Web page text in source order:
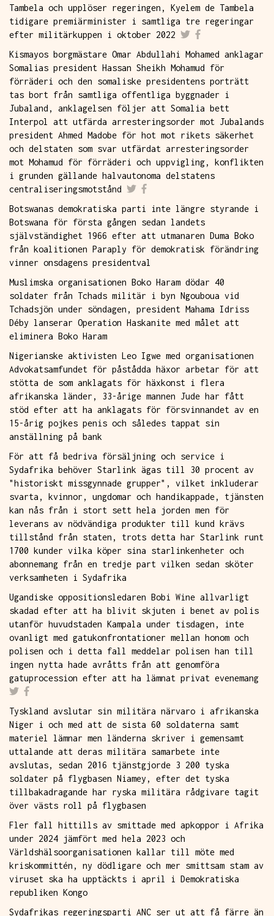
Tambela och upplöser regeringen, Kyelem de Tambela
tidigare premiärminister i samtliga tre regeringar
efter militärkuppen i oktober 2022
Kismayos borgmästare Omar Abdullahi Mohamed anklagar
Somalias president Hassan Sheikh Mohamud för
förräderi och den somaliske presidentens porträtt
tas bort från samtliga offentliga byggnader i
Jubaland, anklagelsen följer att Somalia bett
Interpol att utfärda arresteringsorder mot Jubalands
president Ahmed Madobe för hot mot rikets säkerhet
och delstaten som svar utfärdat arresteringsorder
mot Mohamud för förräderi och uppvigling, konflikten
i grunden gällande halvautonoma delstatens
centraliseringsmotstånd
Botswanas demokratiska parti inte längre styrande i
Botswana för första gången sedan landets
självständighet 1966 efter att utmanaren Duma Boko
från koalitionen Paraply för demokratisk förändring
vinner onsdagens presidentval
Muslimska organisationen Boko Haram dödar 40
soldater från Tchads militär i byn Ngouboua vid
Tchadsjön under söndagen, president Mahama Idriss
Déby lanserar Operation Haskanite med målet att
eliminera Boko Haram
Nigerianske aktivisten Leo Igwe med organisationen
Advokatsamfundet för påstådda häxor arbetar för att
stötta de som anklagats för häxkonst i flera
afrikanska länder, 33-årige mannen Jude har fått
stöd efter att ha anklagats för försvinnandet av en
15-årig pojkes penis och således tappat sin
anställning på bank
För att få bedriva försäljning och service i
Sydafrika behöver Starlink ägas till 30 procent av
"historiskt missgynnade grupper", vilket inkluderar
svarta, kvinnor, ungdomar och handikappade, tjänsten
kan nås från i stort sett hela jorden men för
leverans av nödvändiga produkter till kund krävs
tillstånd från staten, trots detta har Starlink runt
1700 kunder vilka köper sina starlinkenheter och
abonnemang från en tredje part vilken sedan sköter
verksamheten i Sydafrika
Ugandiske oppositionsledaren Bobi Wine allvarligt
skadad efter att ha blivit skjuten i benet av polis
utanför huvudstaden Kampala under tisdagen, inte
ovanligt med gatukonfrontationer mellan honom och
polisen och i detta fall meddelar polisen han till
ingen nytta hade avråtts från att genomföra
gatuprocession efter att ha lämnat privat evenemang
Tyskland avslutar sin militära närvaro i afrikanska
Niger i och med att de sista 60 soldaterna samt
materiel lämnar men länderna skriver i gemensamt
uttalande att deras militära samarbete inte
avslutas, sedan 2016 tjänstgjorde 3 200 tyska
soldater på flygbasen Niamey, efter det tyska
tillbakadragande har ryska militära rådgivare tagit
över västs roll på flygbasen
Fler fall hittills av smittade med apkoppor i Afrika
under 2024 jämfört med hela 2023 och
Världshälsoorganisationen kallar till möte med
kriskommittén, ny dödligare och mer smittsam stam av
viruset ska ha upptäckts i april i Demokratiska
republiken Kongo
Sydafrikas regeringsparti ANC ser ut att få färre än